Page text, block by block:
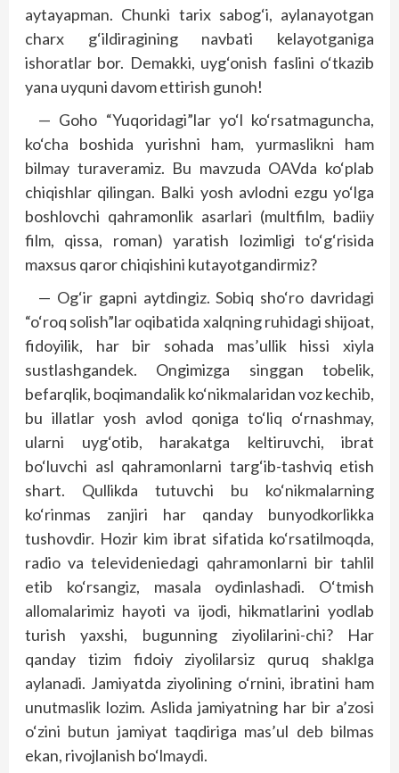
aytayapman. Chunki tarix sabog‘i, aylanayotgan
charx g‘ildiragining navbati kelayotganiga
ishoratlar bor. Demakki, uyg‘onish faslini o‘tkazib
yana uyquni davom ettirish gunoh!
— Goho “Yuqoridagi”lar yo‘l ko‘rsatmaguncha,
ko‘cha boshida yurishni ham, yurmaslikni ham
bilmay turaveramiz. Bu mavzuda OAVda ko‘plab
chiqishlar qilingan. Balki yosh avlodni ezgu yo‘lga
boshlovchi qahramonlik asarlari (multfilm, badiiy
film, qissa, roman) yaratish lozimligi to‘g‘risida
maxsus qaror chiqishini kutayotgandirmiz?
— Og‘ir gapni aytdingiz. Sobiq sho‘ro davridagi
“o‘roq solish”lar oqibatida xalqning ruhidagi shijoat,
fidoyilik, har bir sohada mas’ullik hissi xiyla
sustlashgandek. Ongimizga singgan tobelik,
befarqlik, boqimandalik ko‘nikmalaridan voz kechib,
bu illatlar yosh avlod qoniga to‘liq o‘rnashmay,
ularni uyg‘otib, harakatga keltiruvchi, ibrat
bo‘luvchi asl qahramonlarni targ‘ib-tashviq etish
shart. Qullikda tutuvchi bu ko‘nikmalarning
ko‘rinmas zanjiri har qanday bunyodkorlikka
tushovdir. Hozir kim ibrat sifatida ko‘rsatilmoqda,
radio va televideniedagi qahramonlarni bir tahlil
etib ko‘rsangiz, masala oydinlashadi. O‘tmish
allomalarimiz hayoti va ijodi, hikmatlarini yodlab
turish yaxshi, bugunning ziyolilarini-chi? Har
qanday tizim fidoiy ziyolilarsiz quruq shaklga
aylanadi. Jamiyatda ziyolining o‘rnini, ibratini ham
unutmaslik lozim. Aslida jamiyatning har bir a’zosi
o‘zini butun jamiyat taqdiriga mas’ul deb bilmas
ekan, rivojlanish bo‘lmaydi.